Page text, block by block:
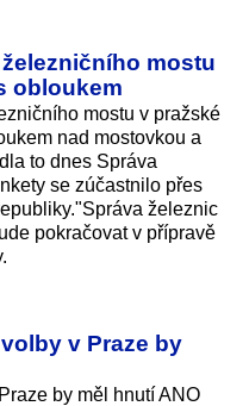
mostu
obloukem
mostu v pražské
nad mostovkou a
to dnes Správa
se zúčastnilo přes
železnic
pokračovat v přípravě
v Praze by
by měl hnutí ANO